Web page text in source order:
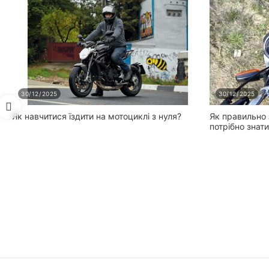
Чорно-зелений
Чорно-червоний
30/12/2025
Як навчитися їздити на мотоциклі з нуля?
30/12/2025
Як
потрібно